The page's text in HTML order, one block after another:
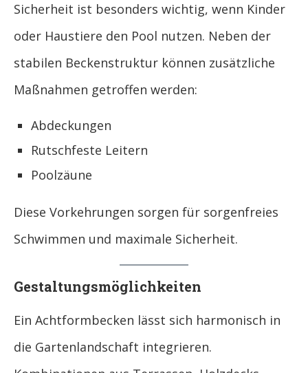
Sicherheit ist besonders wichtig, wenn Kinder
oder Haustiere den Pool nutzen. Neben der
stabilen Beckenstruktur können zusätzliche
Maßnahmen getroffen werden:
Abdeckungen
Rutschfeste Leitern
Poolzäune
Diese Vorkehrungen sorgen für sorgenfreies
Schwimmen und maximale Sicherheit.
Gestaltungsmöglichkeiten
Ein Achtformbecken lässt sich harmonisch in
die Gartenlandschaft integrieren.